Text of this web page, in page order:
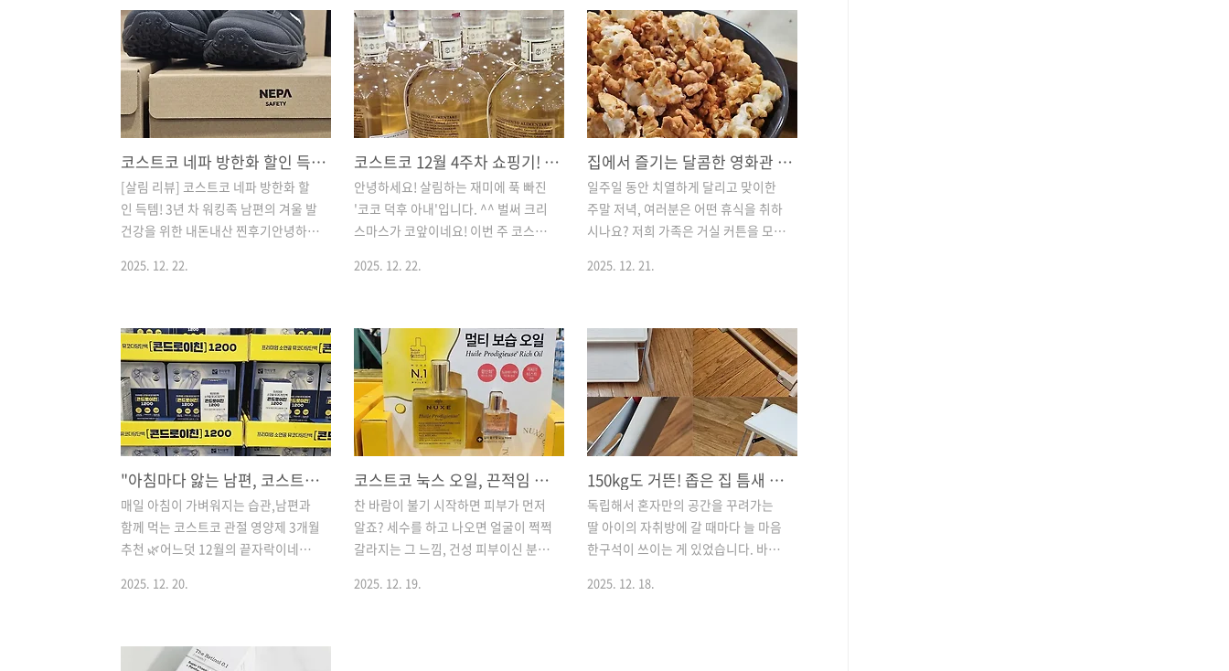
든 입 냄새는 어쩔 수 없더라고요. 그렇
다고 매번 "양치 좀 해!"라고 잔소리하
기도 미안하고, 껌을 씹자니 턱이 아프
다고 싫어하고요. 그래서 제가 코스트
코 갈 때마다 할인 펜이 칠해져 있으면
'아묻따(아무것도 묻지도 따지지도 않
고)' 카트에 담는 효자템이 하나 있습
니다. 바로 [리콜라 레몬민트 허브캔
디]인데요. 오늘은 이 대용량 사탕을
어떻게 하면 끝까지 눅눅하지 않게 먹
을 수 있는지 보관 꿀팁부터, 최근 바뀐
성분 이야기, 그리고 아이들에게 줄..
고를 열었습니다. 마침 남편이랑 코스
트코 갔을 때 사 둔 두툼한 목살과 소스
가 눈에 딱 들어오더라고요.오늘의 메
뉴는 입니다. 레스토랑 가서 사 먹으면
분위기는 좋지만 가격이 만만치 않잖
아요? 집에서 수입산 돼지고기나 한돈
목살을 활용하면 맛은 똑같은데 가격
은 훨씬 저렴하답니다.얼마나 이득인
지 제가 계산 한번 해봤어요. (주부 9단
의 꼼꼼함!)구분레스토랑 (서가앤쿡
등)집밥 (코스트코 목살)절약 금액가
격약 35,000원약 10,000원-25,000..
클랜드)'이 가성비는 좋은데, 먹고 나
서 속에서 올라오는 특유의 생선 비린
내 때문에 결국 반도 못 먹고 버리게 되
더라고요. 돈 아끼려다 돈 버리는 꼴이
었죠.그런데 이번에 장 보면서 남편이
카트에 슬쩍 담은 이 'rTG 오메가3', 먹
어보니 확실히 다릅니다. 비린내에 예
민한 저희 남편이 아침마다 먼저 챙겨
먹는 기적을 보여준 이 제품, 주부의 시
선으로 꼼꼼하게 따져봤습니다. 2. 알
약 크기와 목넘김 (현실 후기)일단 주
부들이 가장 신경 쓰..
코스트코 네파 방한화 할인 득템! 남편 겨울 나기 신발 찐후기
[살림 리뷰] 코스트코 네파 방한화 할
인 득템! 3년 차 워킹족 남편의 겨울 발
건강을 위한 내돈내산 찐후기안녕하세
뜰한 가계부를 위해 매의 눈으로 쇼핑
오네요. 이웃님들 겨울 준비는 잘하고
계신가요? 저희 남편은 점심시간마다
1시간씩 걷는 루틴을 벌써 3년 넘게 이
어오고 있는 아주 성실한 '프로 워킹
족'이에요. 비가 오나 눈이 오나 이 습
관만큼은 꼭 지키려고 노력하는 남편
의 뒷모습을 볼 때마다 아내로서 참 대
견하면서도, 한편으로는 추운 날씨에
발이 시리진 않을까 늘 걱정이 앞섰답
니다.사실 작년에는 제가 조금이라도
아껴보겠다고 알리익스프레스에서 아
주 저렴한 방한화를 하나 사줬었거든
2025. 12. 22.
코스트코 12월 4주차 쇼핑기! 연말 파티 & 살림 꿀템으로 꽉 채운 16가지 장바구니 리스트
안녕하세요! 살림하는 재미에 푹 빠진
'코코 덕후 아내'입니다. ^^ 벌써 크리
스마스가 코앞이네요! 이번 주 코스트
하는 내내 설레더라고요. 주부 마음에
지나 담아왔답니다. 함께 구경해 보실
래요? ㅎㅎ레오나르디 화이트발사믹
(500ML)🏷️ 가격 정보: 21,990원🛒
알뜰 계산: 10ml당 440원✨ 포인트:
화이트와인식초와 포도농축액의 황금
비율🍳 활용 팁 & 맛: 요리 고수들이 왜
그렇게 추천하나 했더니, 맛을 보니 바
로 알겠더라고요! 일반 발사믹보다 훨
씬 깔끔하고 고급스러운 단맛이 나요.
샐러드 드레싱은 물론이고 스테이크에
살짝 뿌려도 레스토랑 분위기 낼 수 있
어요. 국내산 돈육 다짐육?..
2025. 12. 22.
집에서 즐기는 달콤한 영화관 🎬 코스트코 카라멜 팝콘으로 완성한 주말 홈시네마 (보관법 포함)
일주일 동안 치열하게 달리고 맞이한
주말 저녁, 여러분은 어떤 휴식을 취하
시나요? 저희 가족은 거실 커튼을 모두
스로 영화 한 편을 보는 것이 루틴이 되
죠. 오늘은 영화관에 가지 않아도, 우리
집 거실을 순식간에 'VIP 상영관'으로
만들어주는 마법 같은 아이템을 소개
하려고 해요. 코스트코에 가면 카트에
꼭 담아야 할 'J&E 씨네마 카라멜맛 팝
콘' 이야기입니다.🎬 오감 만족: 달콤한
향기로 채우는 거실사실 저는 팝콘을
그렇게 좋아하는 편은 아니었어요. 극
장 팝콘은 너무 비싸기도 하고, 먹다 보
면 눅눅한 부분이나 양념이 안 묻은 흰
색 부분이 많아서 실망하곤 했거든요.
그런데 남편이 코스트코에서..
2025. 12. 21.
"아침마다 앓는 남편, 코스트코 콘드로이친 1200으로 입 막은 썰 (한미양행)
매일 아침이 가벼워지는 습관,남편과
함께 먹는 코스트코 관절 영양제 3개월
추천 🌿어느덧 12월의 끝자락이네요.
이불 밖으로 나오기가 힘들어져요. 단
뻣뻣한 그 느낌, 혹시 아시나요? 😥 저
2025. 12. 20.
코스트코 눅스 오일, 끈적임 없이 속건조 잡는 3가지 꿀팁 (리치 vs 오리지널)
찬 바람이 불기 시작하면 피부가 먼저
알죠? 세수를 하고 나오면 얼굴이 쩍쩍
갈라지는 그 느낌, 건성 피부이신 분들
랑 코스트코(Costco) 장을 보러 갔다
2025. 12. 19.
150kg도 거뜬! 좁은 집 틈새 수납 끝판왕 접이식 2단 스텝스툴 리뷰
독립해서 혼자만의 공간을 꾸려가는
딸 아이의 자취방에 갈 때마다 늘 마음
한구석이 쓰이는 게 있었습니다. 바로
를 갈 때였죠.이 글은 파트너스 활동의
2025. 12. 18.